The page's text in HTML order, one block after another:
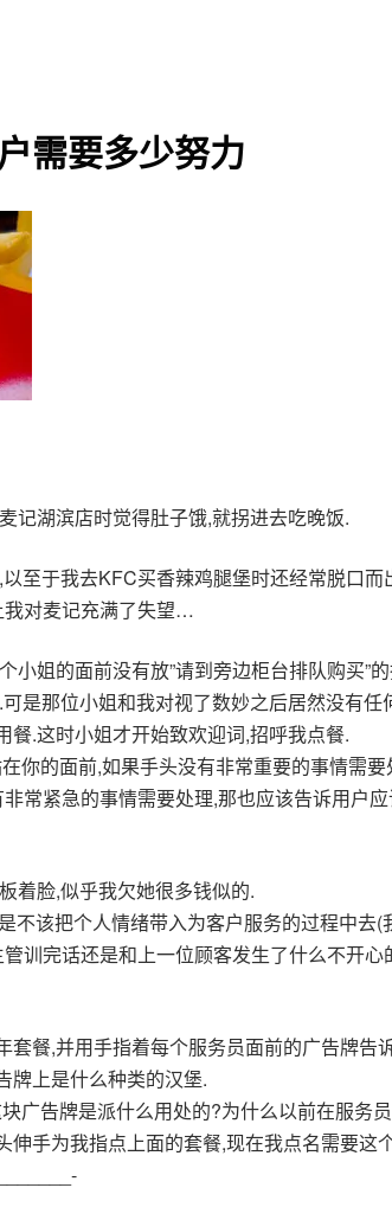
需要多少努力
记湖滨店时觉得肚子饿,就拐进去吃晚饭.
至于我去KFC买香辣鸡腿堡时还经常脱口而
对麦记充满了失望…
小姐的面前没有放”请到旁边柜台排队购买”
是那位小姐和我对视了数妙之后居然没有
餐.这时小姐才开始致欢迎词,招呼我点餐.
你的面前,如果手头没有非常重要的事情需
常紧急的事情需要处理,那也应该告诉用户
着脸,似乎我欠她很多钱似的.
不该把个人情绪带入为客户服务的过程中去(
训完话还是和上一位顾客发生了什么不开心
套餐,并用手指着每个服务员面前的广告牌告
牌上是什么种类的汉堡.
广告牌是派什么用处的?为什么以前在服务
伸手为我指点上面的套餐,现在我点名需要这